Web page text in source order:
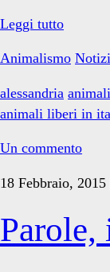
Leggi tuttoUn
per
Animali
salvati
in
Animalismo
alessandria
animali liberi in
Un commento
18 Febbraio,